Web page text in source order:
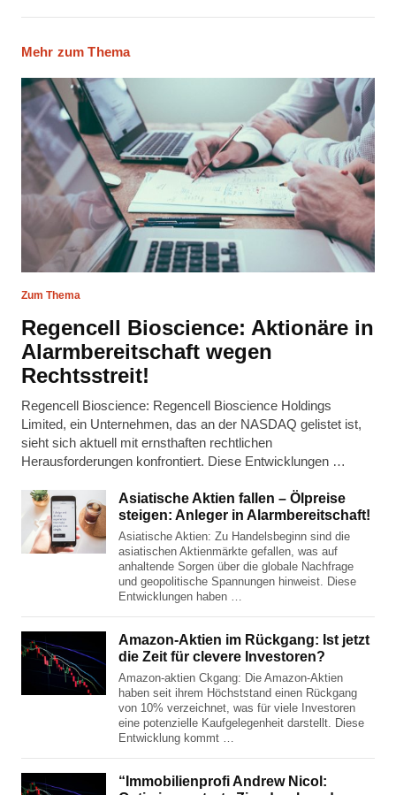
Mehr zum Thema
Zum Thema
Regencell Bioscience: Aktionäre in
Alarmbereitschaft wegen
Rechtsstreit!
Regencell Bioscience: Regencell Bioscience Holdings
Limited, ein Unternehmen, das an der NASDAQ gelistet ist,
sieht sich aktuell mit ernsthaften rechtlichen
Herausforderungen konfrontiert. Diese Entwicklungen …
Asiatische Aktien fallen – Ölpreise
steigen: Anleger in Alarmbereitschaft!
Asiatische Aktien: Zu Handelsbeginn sind die
asiatischen Aktienmärkte gefallen, was auf
anhaltende Sorgen über die globale Nachfrage
und geopolitische Spannungen hinweist. Diese
Entwicklungen haben …
Amazon-Aktien im Rückgang: Ist jetzt
die Zeit für clevere Investoren?
Amazon-aktien Ckgang: Die Amazon-Aktien
haben seit ihrem Höchststand einen Rückgang
von 10% verzeichnet, was für viele Investoren
eine potenzielle Kaufgelegenheit darstellt. Diese
Entwicklung kommt …
“Immobilienprofi Andrew Nicol: